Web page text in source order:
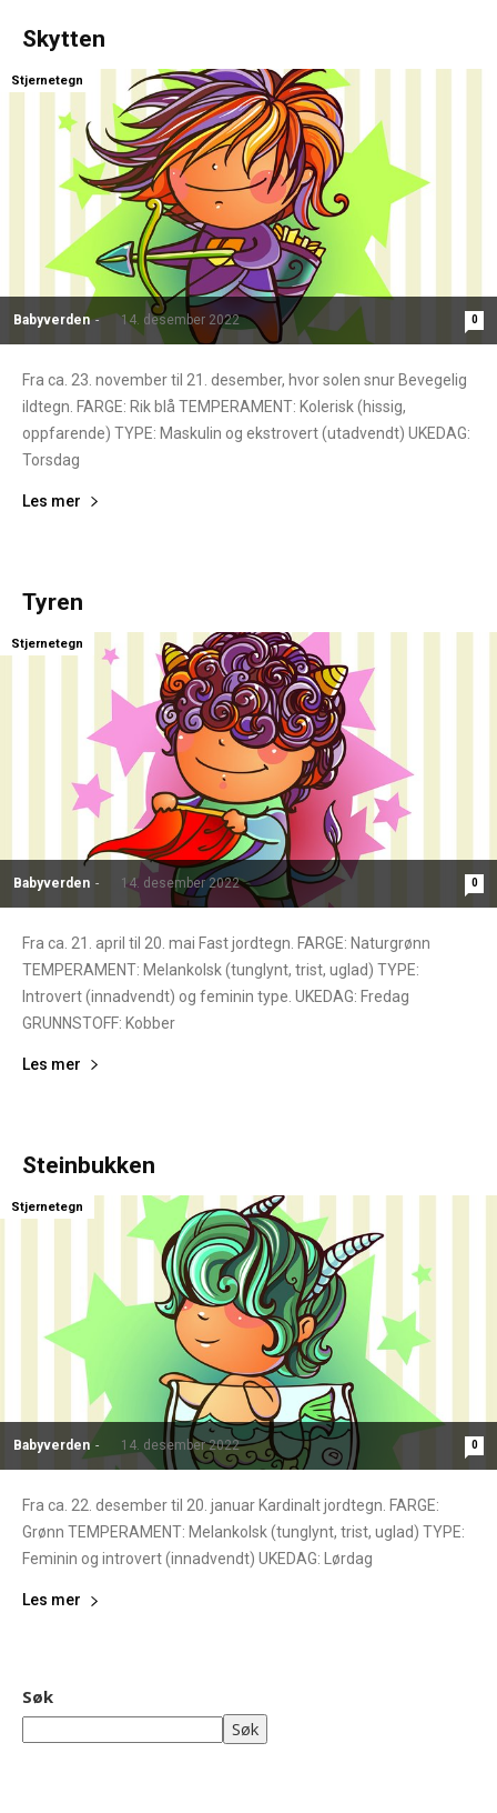
Skytten
Babyverden - 14. desember 2022 0
Stjernetegn
Fra ca. 23. november til 21. desember, hvor solen snur Bevegelig
ildtegn. FARGE: Rik blå TEMPERAMENT: Kolerisk (hissig,
oppfarende) TYPE: Maskulin og ekstrovert (utadvendt) UKEDAG:
Torsdag
Les mer
Tyren
Babyverden - 14. desember 2022 0
Stjernetegn
Fra ca. 21. april til 20. mai Fast jordtegn. FARGE: Naturgrønn
TEMPERAMENT: Melankolsk (tunglynt, trist, uglad) TYPE:
Introvert (innadvendt) og feminin type. UKEDAG: Fredag
GRUNNSTOFF: Kobber
Les mer
Steinbukken
Babyverden - 14. desember 2022 0
Stjernetegn
Fra ca. 22. desember til 20. januar Kardinalt jordtegn. FARGE:
Grønn TEMPERAMENT: Melankolsk (tunglynt, trist, uglad) TYPE:
Feminin og introvert (innadvendt) UKEDAG: Lørdag
Les mer
Søk
Søk